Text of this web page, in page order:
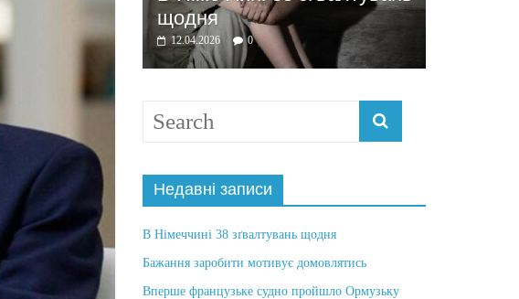
домовлятись
03.04.2026 0
Недавні записи
В Німеччині 38 зґвалтувань щодня
Бажання заробити мотивує домовлятись
Вперше французьке судно пройшло Ормузьку